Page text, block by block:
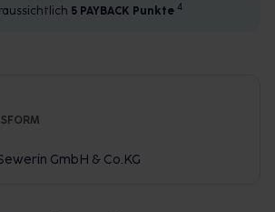
5 PAYBACK Punkte 4
GmbH & Co.KG